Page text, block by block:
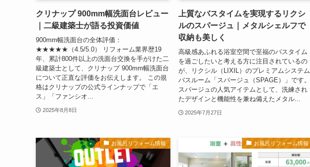
クリナップ 900mm幅洗面台レビュー
｜二級建築士が語る投資価値
900mm幅洗面台の全体評価：
★★★★★（4.5/5.0） リフォーム業界歴19
年、累計800件以上の洗面台交換を手がけた二
級建築士として、クリナップ 900mm幅洗面台
について正直な評価をお伝えします。 この規
格はクリナップの公式ラインナップで「エ
ス」「ファンシオ...
2025年8月8日
上質なバスタイムを実現するリクシ
ルのスパージュ｜メタルシェルフで
収納も美しく
高級感あふれる浴室空間で至福のバスタイム
を過ごしたいと考える方に注目されているの
が、リクシル（LIXIL）のプレミアムシステム
バスルーム「スパージュ（SPAGE）」です。
スパージュの人気アイテムとして、洗練され
たデザインと機能性を兼ね備えたメタル...
2025年7月27日
お風呂リフォーム情報 お風呂リフォーム情報